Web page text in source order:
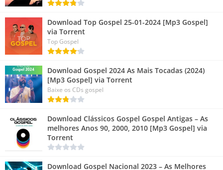
Download Top Gospel 25-01-2024 [Mp3 Gospel]
via Torrent
Top Gospel
Download Gospel 2024 As Mais Tocadas (2024)
[Mp3 Gospel] via Torrent
Baixe os CDs gospel
Download Clássicos Gospel Gospel Antigas – As
melhores Anos 90, 2000, 2010 [Mp3 Gospel] via
Torrent
Download Gospel Nacional 2023 – As Melhores